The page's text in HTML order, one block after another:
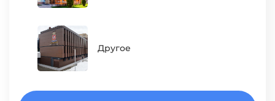
Другое